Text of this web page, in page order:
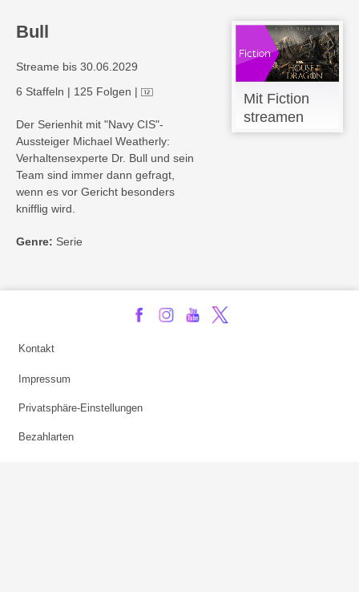
Bull
Streame bis 30.06.2029
6 Staffeln | 125 Folgen |
Der Serienhit mit "Navy CIS"-
Aussteiger Michael Weatherly:
Verhaltensexperte Dr. Bull und sein
Team sind immer dann gefragt,
wenn es vor Gericht besonders
knifflig wird.
Genre: Serie
Mit Fiction
streamen
Kontakt
Impressum
Privatsphäre-Einstellungen
Bezahlarten